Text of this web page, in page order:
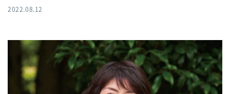
2022.08.12